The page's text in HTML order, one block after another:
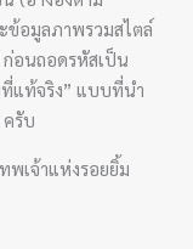
ข้อมูลภาพรวมสไตล์
ก่อนถอดรหัสเป็น
ที่แท้จริง” แบบที่นำ
ครับ
พเจ้าแห่งรอยยิ้ม